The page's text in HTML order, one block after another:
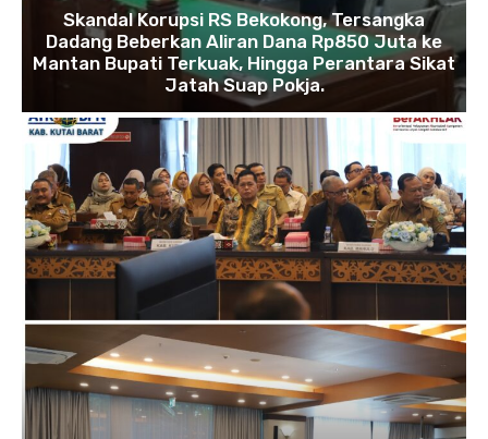
Skandal Korupsi RS Bekokong, Tersangka
Dadang Beberkan Aliran Dana Rp850 Juta ke
Mantan Bupati Terkuak, Hingga Perantara Sikat
Jatah Suap Pokja.